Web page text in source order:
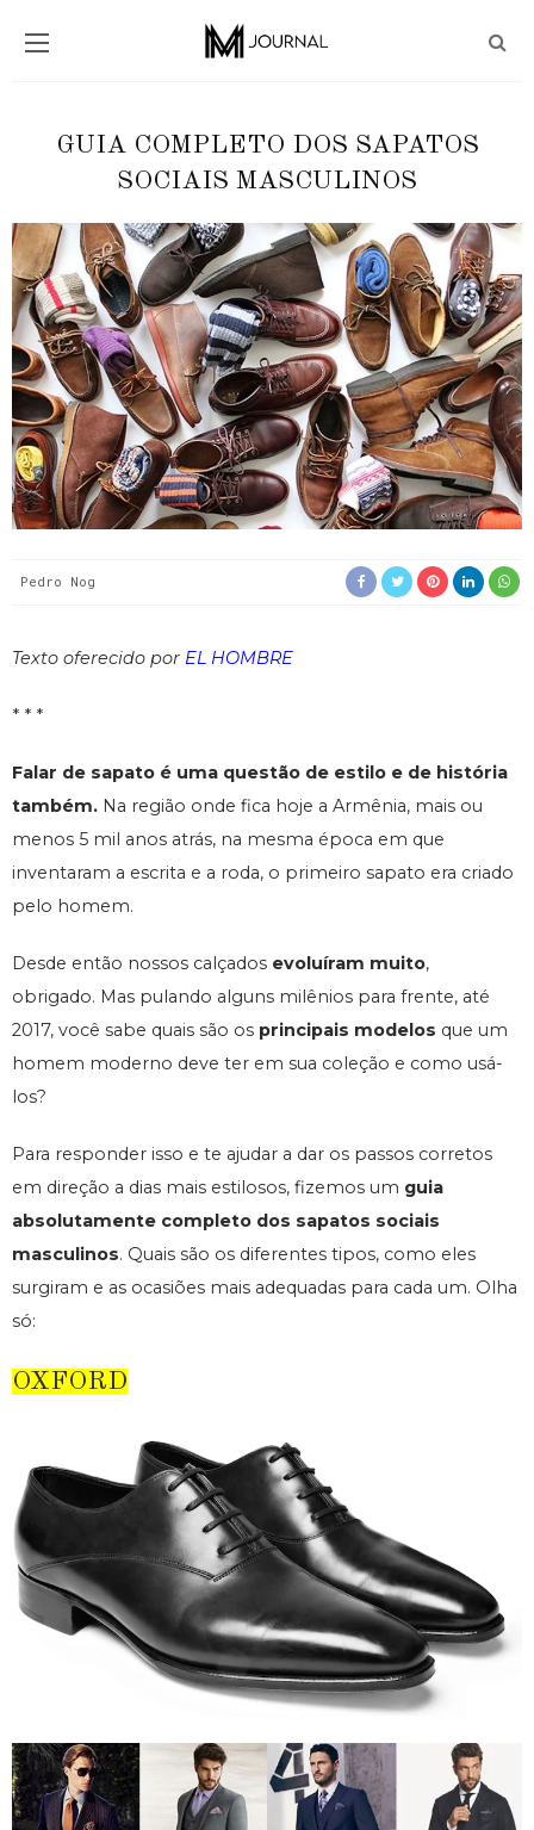
GUIA COMPLETO DOS SAPATOS
SOCIAIS MASCULINOS
Pedro Nog
Texto oferecido por EL HOMBRE
* * *
Falar de sapato é uma questão de estilo e de história
também. Na região onde fica hoje a Armênia, mais ou
menos 5 mil anos atrás, na mesma época em que
inventaram a escrita e a roda, o primeiro sapato era criado
pelo homem.
Desde então nossos calçados evoluíram muito,
obrigado. Mas pulando alguns milênios para frente, até
2017, você sabe quais são os principais modelos que um
homem moderno deve ter em sua coleção e como usá-
los?
Para responder isso e te ajudar a dar os passos corretos
em direção a dias mais estilosos, fizemos um guia
absolutamente completo dos sapatos sociais
masculinos. Quais são os diferentes tipos, como eles
surgiram e as ocasiões mais adequadas para cada um. Olha
só:
OXFORD